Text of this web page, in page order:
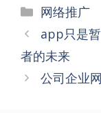
分
类
网络推广
文
章
导
航
app只是
者的未来
公司企业